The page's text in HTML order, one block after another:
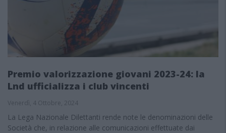
Premio valorizzazione giovani 2023-24: la
Lnd ufficializza i club vincenti
Venerdì, 4 Ottobre, 2024
La Lega Nazionale Dilettanti rende note le denominazioni delle
Società che, in relazione alle comunicazioni effettuate dai